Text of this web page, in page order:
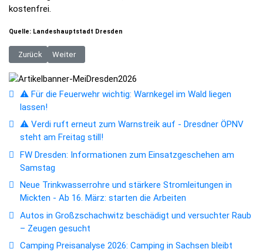
kostenfrei.
Quelle: Landeshauptstadt Dresden
Vorheriger Beitrag: Sommerferien: Die Seenlandbahn ist wieder am
Zurück Nächster Beitrag: Neue Elternbeiträge für die
Weiter
⚠️ Für die Feuerwehr wichtig: Warnkegel im Wald liegen
lassen!
⚠️ Verdi ruft erneut zum Warnstreik auf - Dresdner ÖPNV
steht am Freitag still!
FW Dresden: Informationen zum Einsatzgeschehen am
Samstag
Neue Trinkwasserrohre und stärkere Stromleitungen in
Mickten - Ab 16. März: starten die Arbeiten
Autos in Großzschachwitz beschädigt und versuchter Raub
– Zeugen gesucht
Camping Preisanalyse 2026: Camping in Sachsen bleibt